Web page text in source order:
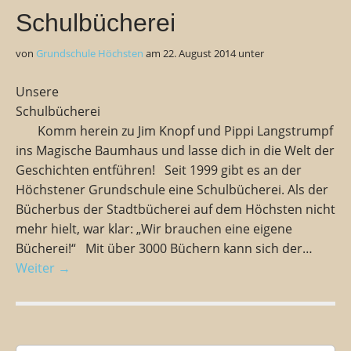
Schulbücherei
von Grundschule Höchsten am 22. August 2014unter
Unsere
Schulbücherei
Komm herein zu Jim Knopf und Pippi Langstrumpf
ins Magische Baumhaus und lasse dich in die Welt der
Geschichten entführen! Seit 1999 gibt es an der
Höchstener Grundschule eine Schulbücherei. Als der
Bücherbus der Stadtbücherei auf dem Höchsten nicht
mehr hielt, war klar: „Wir brauchen eine eigene
Bücherei!“ Mit über 3000 Büchern kann sich der…
Weiter →